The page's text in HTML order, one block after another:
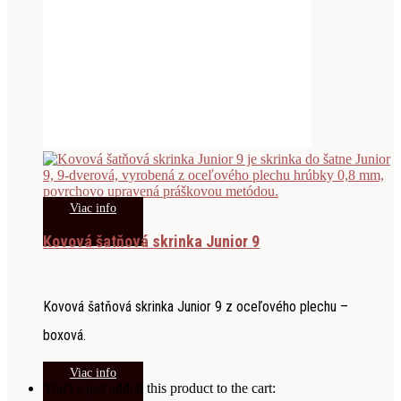
Viac info
Kovová šatňová skrinka Junior 9
Kovová šatňová skrinka Junior 9 z oceľového plechu –
boxová.
Viac info
You've just added this product to the cart: